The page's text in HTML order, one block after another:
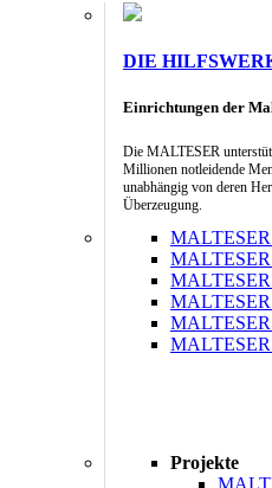
DIE
Einrichtungen der
Die MALTESER
Millionen notleidende
unabhängig von deren
Überzeugung.
MALTESER
MALTESER
MALTESER
MALTESER
MALTESER
Projekte